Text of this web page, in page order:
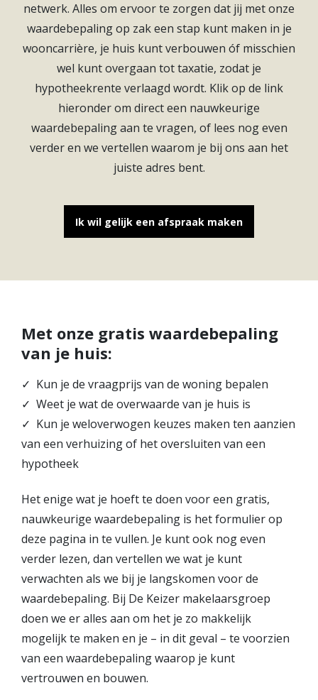
Verkopen
Huren
Verhuren
Taxeren
Verzekeren
Nieuwbouw
Projectontwikkelaars
Hypotheken
Hypotheekadvies
Banken
Duurzame hypotheek
Reviews
Contact
Leer ons kennen
Over Ons
Ons Team
Vacatures
FAQ
Blog
Vestiging Nieuwegein
Vestiging Houten
Vestiging Vleuten-De Meern en Leidsche Rijn
Vestiging Utrecht
netwerk. Alles om ervoor te zorgen dat jij met onze
waardebepaling op zak een stap kunt maken in je
wooncarrière, je huis kunt verbouwen óf misschien
wel kunt overgaan tot taxatie, zodat je
hypotheekrente verlaagd wordt. Klik op de link
hieronder om direct een nauwkeurige
waardebepaling aan te vragen, of lees nog even
verder en we vertellen waarom je bij ons aan het
juiste adres bent.
Ik wil gelijk een afspraak maken
Met onze gratis waardebepaling
van je huis:
✓ Kun je de vraagprijs van de woning bepalen
✓ Weet je wat de overwaarde van je huis is
✓ Kun je weloverwogen keuzes maken ten aanzien
van een verhuizing of het oversluiten van een
hypotheek
Het enige wat je hoeft te doen voor een gratis,
nauwkeurige waardebepaling is het formulier op
deze pagina in te vullen. Je kunt ook nog even
verder lezen, dan vertellen we wat je kunt
verwachten als we bij je langskomen voor de
waardebepaling. Bij De Keizer makelaarsgroep
doen we er alles aan om het je zo makkelijk
mogelijk te maken en je – in dit geval – te voorzien
van een waardebepaling waarop je kunt
vertrouwen en bouwen.